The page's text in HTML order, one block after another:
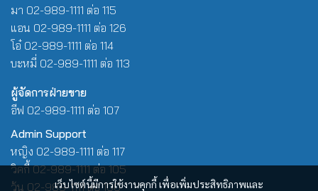
เว็บไซต์นี้มีการใช้งานคุกกี้ เพื่อเพิ่มประสิทธิภาพและ
มา 02-989-1111 ต่อ 115
แอน 02-989-1111 ต่อ 126
โอ๋ 02-989-1111 ต่อ 114
บะหมี่ 02-989-1111 ต่อ 113
ผู้จัดการฝ่ายขาย
อีฟ 02-989-1111 ต่อ 107
Admin Support
หญิง 02-989-1111 ต่อ 117
วิคกี้ 02-989-1111 ต่อ 105
วุ้น 02-989-1111 ต่อ 100